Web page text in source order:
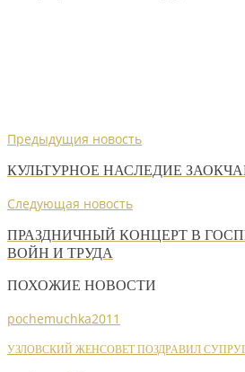
Предыдущия новость
КУЛЬТУРНОЕ НАСЛЕДИЕ
Следующая новость
ПРАЗДНИЧНЫЙ КОНЦЕРТ В
ВОЙН И ТРУДА
ПОХОЖИЕ НОВОСТИ
pochemuchka2011
УЗЛОВСКИЙ ЖЕНСОВЕТ ПОЗДРАВИЛ